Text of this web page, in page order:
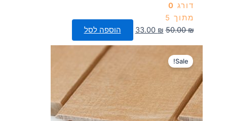
דורג 0
מתוך 5
50.00₪
המחיר
33.00 ₪
המחיר
הנוכחי
הוספה לסל
Sale!